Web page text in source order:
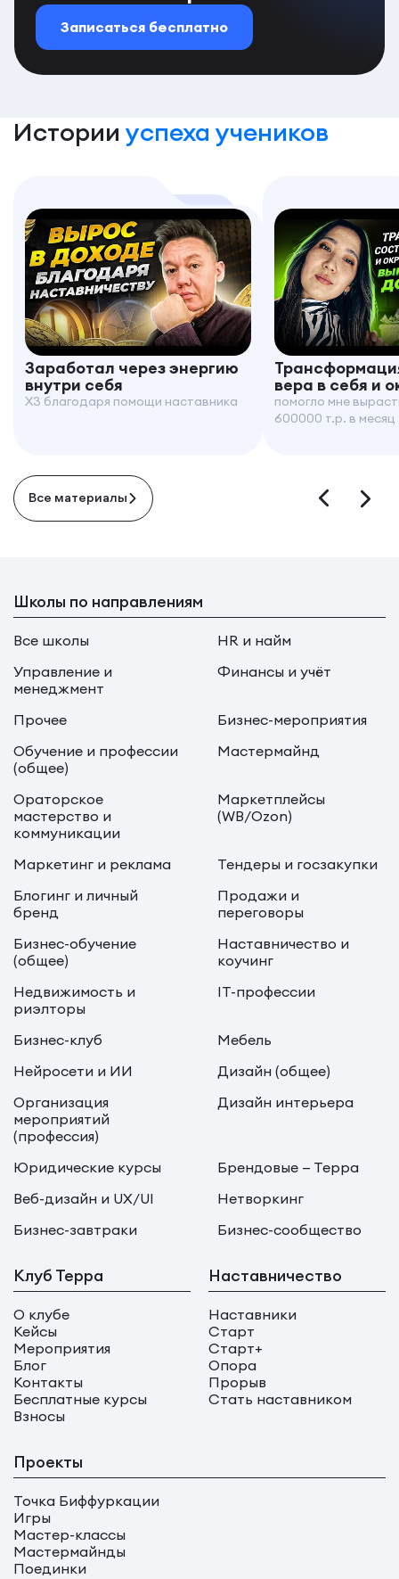
Записаться бесплатно
Истории успеха учеников
Заработал через энергию
внутри себя
X3 благодаря помощи наставника
вера в себя и
помогло мне
600000 т.р. в месяц
Все материалы
Школы по направлениям
Все школы
HR и найм
Управление и
менеджмент
Финансы и учёт
Прочее
Бизнес-мероприятия
Обучение и профессии
(общее)
Мастермайнд
Ораторское
мастерство и
коммуникации
Маркетплейсы
(WB/Ozon)
Маркетинг и реклама
Тендеры и госзакупки
Блогинг и личный
бренд
Продажи и
переговоры
Бизнес-обучение
(общее)
Наставничество и
коучинг
Недвижимость и
риэлторы
IT-профессии
Бизнес-клуб
Мебель
Нейросети и ИИ
Дизайн (общее)
Организация
мероприятий
(профессия)
Дизайн интерьера
Юридические курсы
Брендовые — Терра
Веб-дизайн и UX/UI
Нетворкинг
Бизнес-завтраки
Бизнес-сообщество
Клуб Терра
О клубе
Кейсы
Мероприятия
Блог
Контакты
Бесплатные курсы
Взносы
Наставничество
Наставники
Старт
Старт+
Опора
Прорыв
Стать наставником
Проекты
Точка Биффуркации
Игры
Мастер-классы
Мастермайнды
Поединки